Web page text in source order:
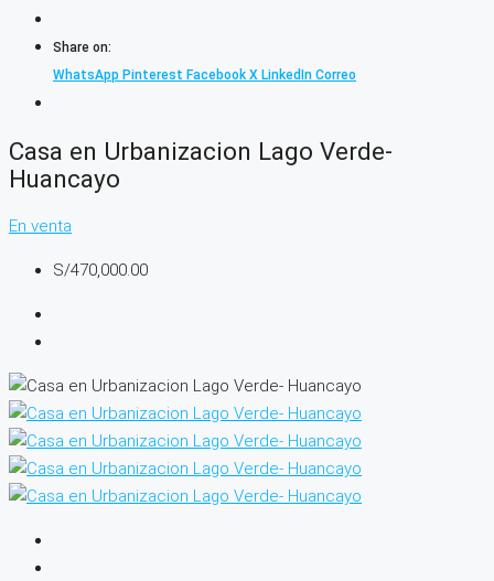
Share on:
WhatsApp Pinterest Facebook X LinkedIn Correo
Casa en Urbanizacion Lago Verde-
Huancayo
En venta
S/470,000.00